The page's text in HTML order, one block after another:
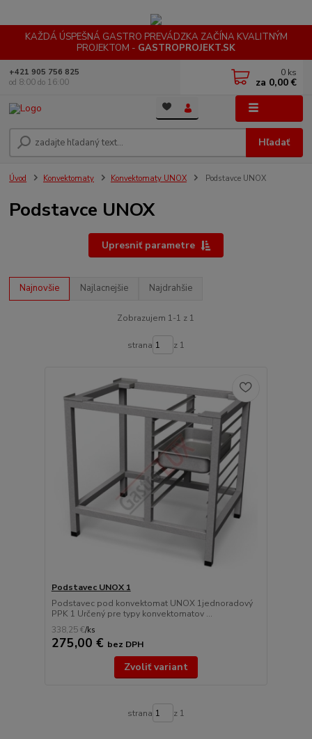
KAŽDÁ ÚSPEŠNÁ GASTRO PREVÁDZKA ZAČÍNA KVALITNÝM
PROJEKTOM - GASTROPROJEKT.SK
Hľadať
+421 905 756 825
od 8:00 do 16:00
0 ks
za 0,00 €
Úvod Konvektomaty Konvektomaty UNOX Podstavce UNOX
Podstavce UNOX
Upresniť parametre
Najnovšie Najlacnejšie Najdrahšie
Zobrazujem 1-1 z 1
strana z 1
Podstavec UNOX 1
Podstavec pod konvektomat UNOX 1jednoradový
PPK 1 Určený pre typy konvektomatov ...
338,25 €/ks
275,00 € bez DPH
Zvoliť variant
strana z 1